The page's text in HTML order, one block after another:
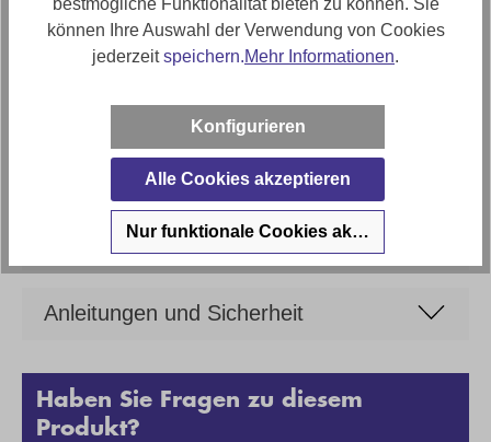
ca. 48cm
Artikel Bezeichnung
Bewertungen
Anleitungen und Sicherheit
Haben Sie Fragen zu diesem
Produkt?
bestmögliche Funktionalität bieten zu können. Sie
können Ihre Auswahl der Verwendung von Cookies
jederzeitspeichern.Mehr Informationen.
Konfigurieren
Alle Cookies akzeptieren
Nur funktionale Cookies akzeptieren